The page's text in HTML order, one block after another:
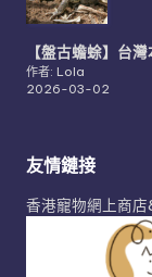
【盤古蟾蜍】台
作者: Lola
2026-03-02
友情鏈接
香港寵物網上商